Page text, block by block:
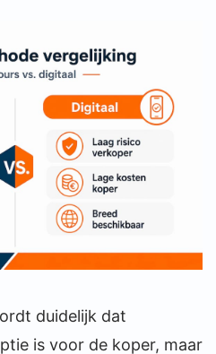
duidelijk dat
is voor de koper, maar